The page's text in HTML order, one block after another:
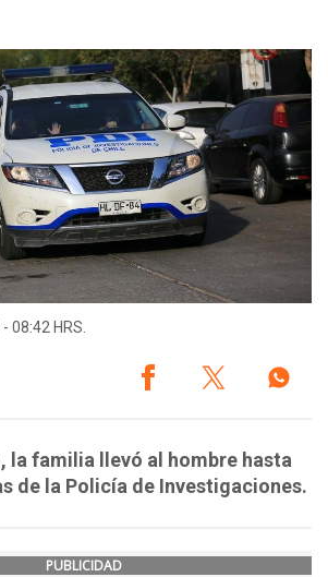
08:42 HRS.
la familia llevó al hombre hasta
de la Policía de Investigaciones.
PUBLICIDAD